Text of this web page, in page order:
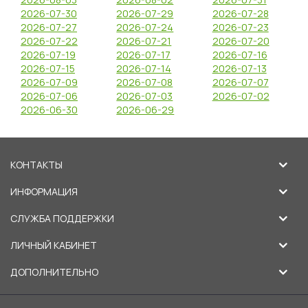
2026-07-30
2026-07-29
2026-07-28
2026-07-27
2026-07-24
2026-07-23
2026-07-22
2026-07-21
2026-07-20
2026-07-19
2026-07-17
2026-07-16
2026-07-15
2026-07-14
2026-07-13
2026-07-09
2026-07-08
2026-07-07
2026-07-06
2026-07-03
2026-07-02
2026-06-30
2026-06-29
КОНТАКТЫ
ИНФОРМАЦИЯ
СЛУЖБА ПОДДЕРЖКИ
ЛИЧНЫЙ КАБИНЕТ
ДОПОЛНИТЕЛЬНО